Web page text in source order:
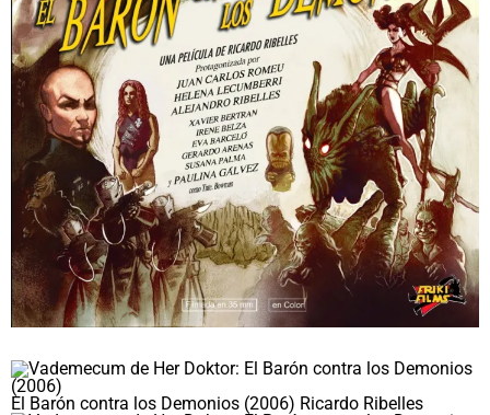
El Barón contra los Demonios (2006) Ricardo Ribelles